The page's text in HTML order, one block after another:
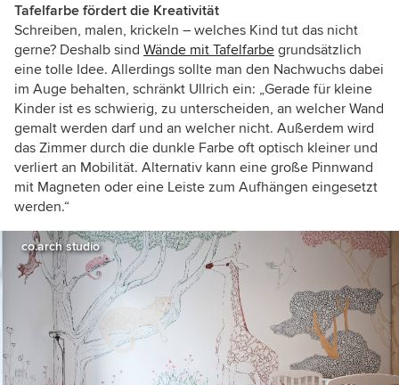
Tafelfarbe fördert die Kreativität
Schreiben, malen, krickeln – welches Kind tut das nicht
gerne? Deshalb sind Wände mit Tafelfarbe grundsätzlich
eine tolle Idee. Allerdings sollte man den Nachwuchs dabei
im Auge behalten, schränkt Ullrich ein: „Gerade für kleine
Kinder ist es schwierig, zu unterscheiden, an welcher Wand
gemalt werden darf und an welcher nicht. Außerdem wird
das Zimmer durch die dunkle Farbe oft optisch kleiner und
verliert an Mobilität. Alternativ kann eine große Pinnwand
mit Magneten oder eine Leiste zum Aufhängen eingesetzt
werden.“
co.arch studio